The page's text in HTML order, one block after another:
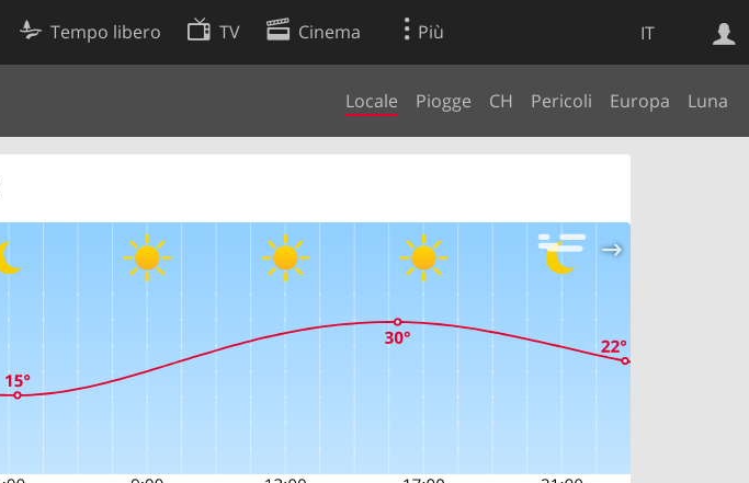
IT
Tempo libero TV Cinema Più
Locale Piogge CH Pericoli Europa Luna
Ricerca Web
Preferenze cookie